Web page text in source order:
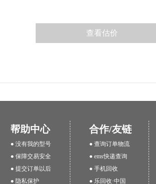
帮助中心
● 没有我的型号
● 保障交易安全
● 提交订单以后
● 隐私保护
合作/友链
● 查询订单物流
● ems快递查询
● 手机回收
● 乐回收·中国